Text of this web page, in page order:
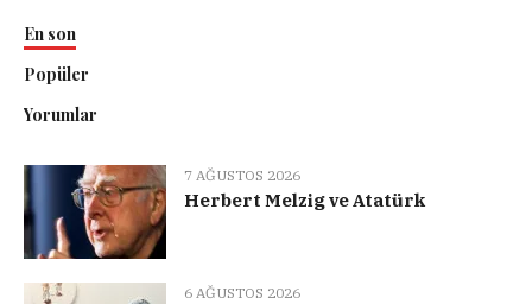
En son
Popüler
Yorumlar
7 AĞUSTOS 2026
Herbert Melzig ve Atatürk
6 AĞUSTOS 2026